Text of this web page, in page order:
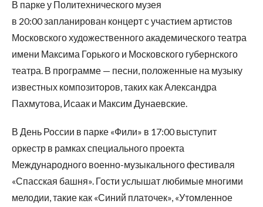
В парке у Политехнического музея
в 20:00 запланирован концерт с участием артистов
Московского художественного академического театра
имени Максима Горького и Московского губернского
театра. В программе — песни, положенные на музыку
известных композиторов, таких как Александра
Пахмутова, Исаак и Максим Дунаевские.
В День России в парке «Фили» в 17:00 выступит
оркестр в рамках специального проекта
Международного военно-музыкального фестиваля
«Спасская башня». Гости услышат любимые многими
мелодии, такие как «Синий платочек», «Утомленное